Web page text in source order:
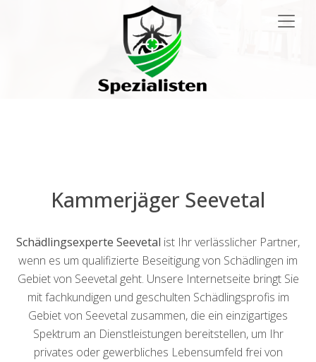
Kammerjäger Seevetal
Schädlingsexperte Seevetal ist Ihr verlässlicher Partner,
wenn es um qualifizierte Beseitigung von Schädlingen im
Gebiet von Seevetal geht. Unsere Internetseite bringt Sie
mit fachkundigen und geschulten Schädlingsprofis im
Gebiet von Seevetal zusammen, die ein einzigartiges
Spektrum an Dienstleistungen bereitstellen, um Ihr
privates oder gewerbliches Lebensumfeld frei von